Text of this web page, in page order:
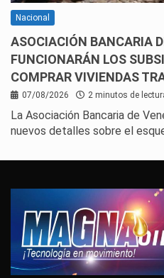
Nacional
ASOCIACIÓN BANCARIA
FUNCIONARÁN LOS
COMPRAR VIVIENDAS
07/08/2026 2 minutos de
La Asociación Bancaria de
nuevos detalles sobre el